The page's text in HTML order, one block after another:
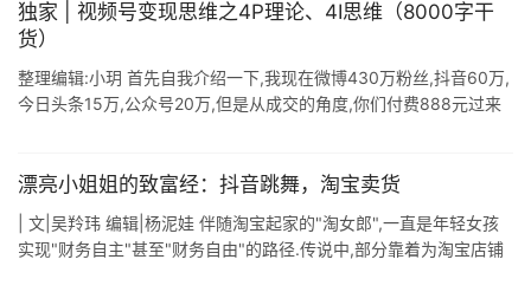
独家 | 视频号变现思维之4P理论、4I思维（8000字干
货）
整理编辑:小玥 首先自我介绍一下,我现在微博430万粉丝,抖音60万,
今日头条15万,公众号20万,但是从成交的角度,你们付费888元过来
漂亮小姐姐的致富经：抖音跳舞，淘宝卖货
| 文|吴羚玮 编辑|杨泥娃 伴随淘宝起家的"淘女郎",一直是年轻女孩
实现"财务自主"甚至"财务自由"的路径.传说中,部分靠着为淘宝店铺